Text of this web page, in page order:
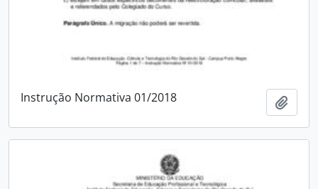
Instrução Normativa 01/2018